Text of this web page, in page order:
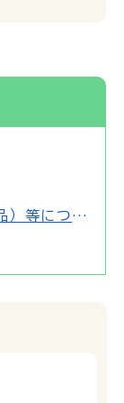
ジェネリック医薬品（後発医薬品）等について